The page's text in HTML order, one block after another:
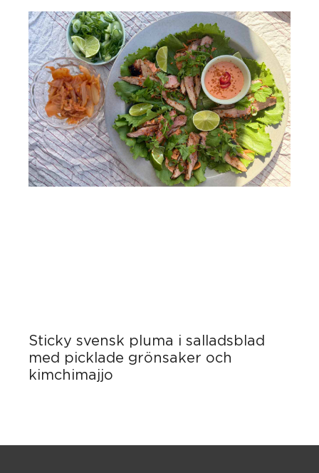
Sticky svensk pluma i salladsblad
med picklade grönsaker och
kimchimajjo